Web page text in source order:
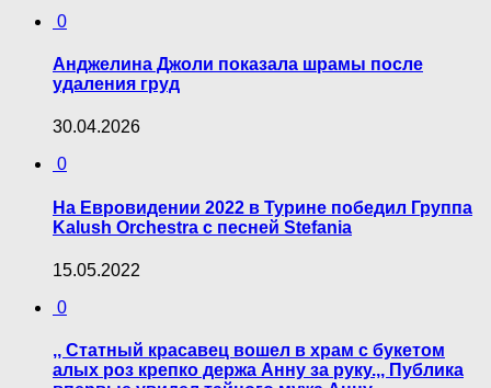
0
Анджелина Джоли показала шрамы после
yдaления гpyд
30.04.2026
0
На Евровидении 2022 в Турине победил Группа
Kalush Orchestra с песней Stefania
15.05.2022
0
,, Статный красавец вошел в храм с букетом
алых роз крепко держа Анну за руку.,, Публика